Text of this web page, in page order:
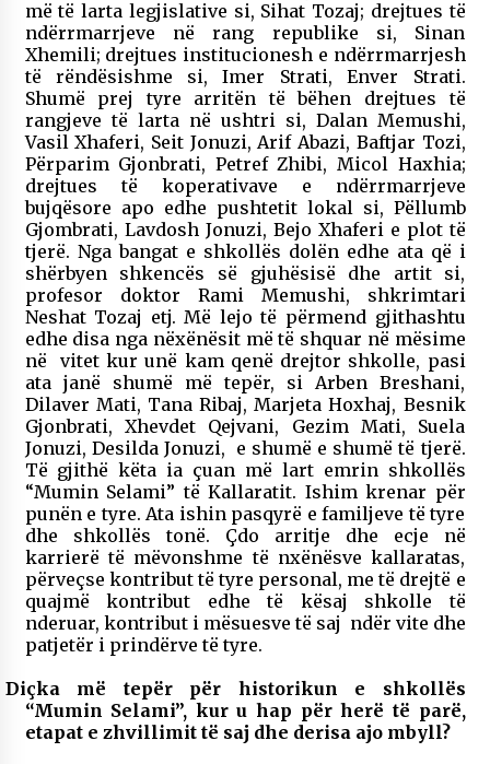
më të larta legjislative si, Sihat Tozaj; drejtues të
ndërrmarrjeve në rang republike si, Sinan
Xhemili; drejtues institucionesh e ndërrmarrjesh
të rëndësishme si, Imer Strati, Enver Strati.
Shumë prej tyre arritën të bëhen drejtues të
rangjeve të larta në ushtri si, Dalan Memushi,
Vasil Xhaferi, Seit Jonuzi, Arif Abazi, Baftjar Tozi,
Përparim Gjonbrati, Petref Zhibi, Micol Haxhia;
drejtues të koperativave e ndërrmarrjeve
bujqësore apo edhe pushtetit lokal si, Pëllumb
Gjombrati, Lavdosh Jonuzi, Bejo Xhaferi e plot të
tjerë. Nga bangat e shkollës dolën edhe ata që i
shërbyen shkencës së gjuhësisë dhe artit si,
profesor doktor Rami Memushi, shkrimtari
Neshat Tozaj etj. Më lejo të përmend gjithashtu
edhe disa nga nëxënësit më të shquar në mësime
në vitet kur unë kam qenë drejtor shkolle, pasi
ata janë shumë më tepër, si Arben Breshani,
Dilaver Mati, Tana Ribaj, Marjeta Hoxhaj, Besnik
Gjonbrati, Xhevdet Qejvani, Gezim Mati, Suela
Jonuzi, Desilda Jonuzi, e shumë e shumë të tjerë.
Të gjithë këta ia çuan më lart emrin shkollës
“Mumin Selami” të Kallaratit. Ishim krenar për
punën e tyre. Ata ishin pasqyrë e familjeve të tyre
dhe shkollës tonë. Çdo arritje dhe ecje në
karrierë të mëvonshme të nxënësve kallaratas,
përveçse kontribut të tyre personal, me të drejtë e
quajmë kontribut edhe të kësaj shkolle të
nderuar, kontribut i mësuesve të saj ndër vite dhe
patjetër i prindërve të tyre.
Diçka më tepër për historikun e shkollës
“Mumin Selami”, kur u hap për herë të parë,
etapat e zhvillimit të saj dhe derisa ajo mbyll?